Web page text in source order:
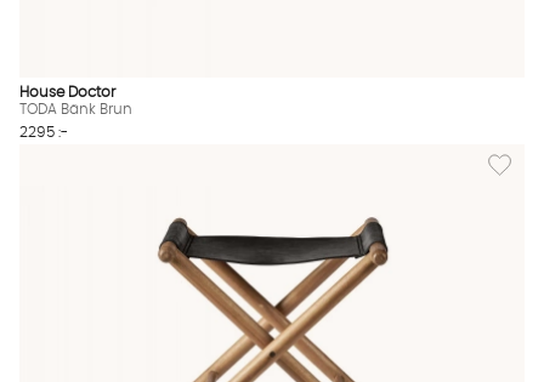
House Doctor
TODA Bänk Brun
2295 :-
Lägg